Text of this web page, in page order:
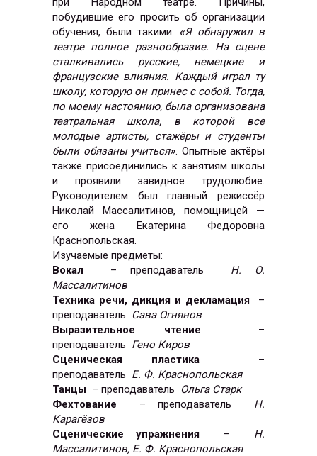
побудившие его просить об организации
обучения, были такими: «Я обнаружил в
театре полное разнообразие. На сцене
сталкивались русские, немецкие и
французские влияния. Каждый играл ту
школу, которую он принес с собой. Тогда,
по моему настоянию, была организована
театральная школа, в которой все
молодые артисты, стажёры и студенты
были обязаны учиться» . Опытные актёры
также присоединились к занятиям школы
и проявили завидное трудолюбие.
Руководителем был главный режиссёр
Николай Массалитинов, помощницей —
его жена Екатерина Федоровна
Краснопольская.
Изучаемые предметы:
Вокал
– преподаватель
Н. О.
Массалитинов
Техника речи, дикция и декламация
–
преподаватель Сава Огнянов
Выразительное чтение
–
преподаватель Гено Киров
Сценическая пластика
–
преподаватель Е. Ф. Краснопольская
Танцы – преподаватель
Ольга Старк
Фехтование
– преподаватель
Н.
Карагёзов
Сценические упражнения
–
Н.
Массалитинов, Е. Ф. Краснопольская